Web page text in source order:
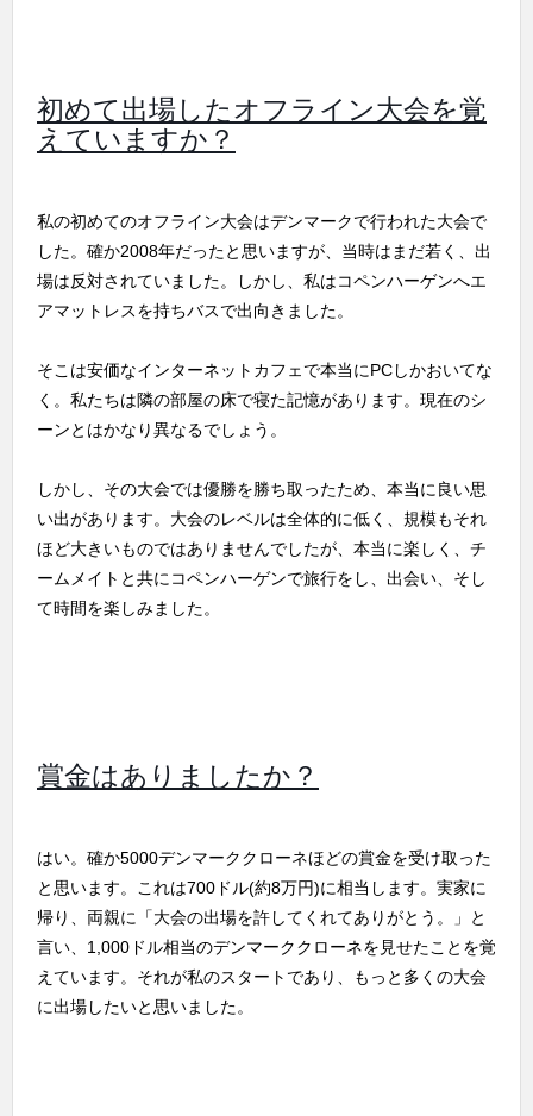
初めて出場したオフライン大会を覚
えていますか？
私の初めてのオフライン大会はデンマークで行われた大会で
した。確か2008年だったと思いますが、当時はまだ若く、出
場は反対されていました。しかし、私はコペンハーゲンへエ
アマットレスを持ちバスで出向きました。
そこは安価なインターネットカフェで本当にPCしかおいてな
く。私たちは隣の部屋の床で寝た記憶があります。現在のシ
ーンとはかなり異なるでしょう。
しかし、その大会では優勝を勝ち取ったため、本当に良い思
い出があります。大会のレベルは全体的に低く、規模もそれ
ほど大きいものではありませんでしたが、本当に楽しく、チ
ームメイトと共にコペンハーゲンで旅行をし、出会い、そし
て時間を楽しみました。
賞金はありましたか？
はい。確か5000デンマーククローネほどの賞金を受け取った
と思います。これは700ドル(約8万円)に相当します。実家に
帰り、両親に「大会の出場を許してくれてありがとう。」と
言い、1,000ドル相当のデンマーククローネを見せたことを覚
えています。それが私のスタートであり、もっと多くの大会
に出場したいと思いました。